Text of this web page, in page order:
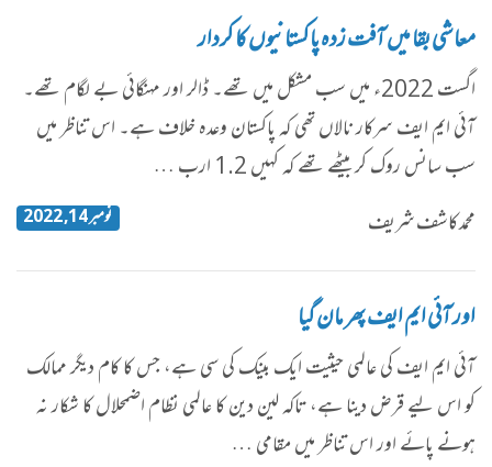
معاشی بقا میں آفت زدہ پاکستانیوں کا کردار
اگست 2022ء میں سب مشکل میں تھے۔ ڈالر اور مہنگائی بے لگام تھے۔
آئی ایم ایف سرکار نالاں تھی کہ پاکستان وعدہ خلاف ہے۔ اس تناظر میں
سب سانس روک کر بیٹھے تھے کہ کہیں 1.2 ارب …
محمد کاشف شریف
نومبر 14, 2022
اور آئی ایم ایف پھر مان گیا
آئی ایم ایف کی عالمی حیثیت ایک بینک کی سی ہے، جس کا کام دیگر ممالک
کو اس لیے قرض دینا ہے، تاکہ لین دین کا عالمی نظام اضمحلال کا شکار نہ
ہونے پائے اور اس تناظر میں مقامی …